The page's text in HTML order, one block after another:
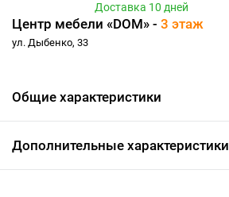
Доставка 10 дней
Центр мебели «DOM» - 3 этаж
ул. Дыбенко, 33
Общие характеристики
Дополнительные характеристики